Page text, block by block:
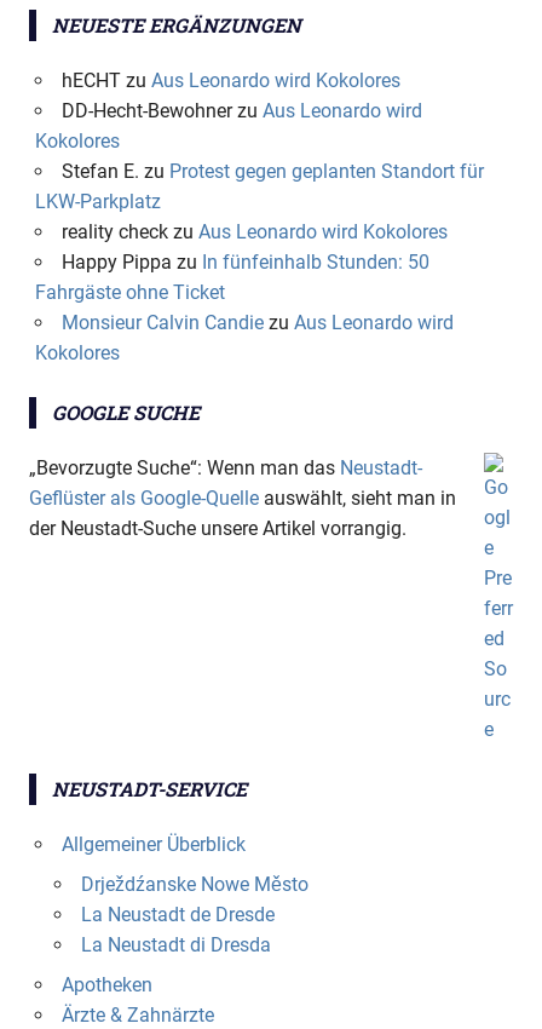
NEUESTE ERGÄNZUNGEN
hECHTzu Aus Leonardo wird Kokolores
DD-Hecht-Bewohnerzu Aus Leonardo wird
Kokolores
Stefan E. zu Protest gegen geplanten Standort für
LKW-Parkplatz
reality checkzu Aus Leonardo wird Kokolores
Happy Pippa zu In fünfeinhalb Stunden: 50
Fahrgäste ohne Ticket
Monsieur Calvin Candiezu Aus Leonardo wird
Kokolores
GOOGLE SUCHE
„Bevorzugte Suche“: Wenn man das Neustadt-
Geflüster als Google-Quelle auswählt, sieht man in
der Neustadt-Suche unsere Artikel vorrangig.
NEUSTADT-SERVICE
Allgemeiner Überblick
Drježdźanske Nowe Město
La Neustadt de Dresde
La Neustadt di Dresda
Apotheken
Ärzte & Zahnärzte